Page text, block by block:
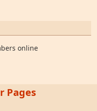
online
Pages